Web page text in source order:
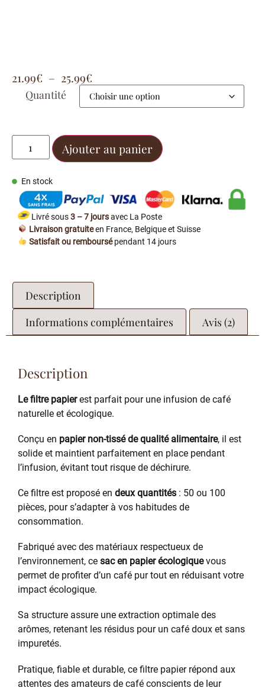
21.99€ – 25.99€
Quantité
Ajouter au panier
En stock
Livré sous3 – 7 joursavec La Poste
Livraison gratuiteen France, Belgique et Suisse
Satisfait ou remboursépendant 14 jours
Description
Informations complémentaires
Avis (2)
Description
Le filtre papierest parfait pour une infusion de café
naturelle et écologique.
Conçu en papier non-tissé de qualité alimentaire, il est
solide et maintient parfaitement en place pendant
l’infusion, évitant tout risque de déchirure.
Ce filtre est proposé en deux quantités : 50 ou 100
pièces, pour s’adapter à vos habitudes de
consommation.
Fabriqué avec des matériaux respectueux de
l’environnement, ce sac en papier écologiquevous
permet de profiter d’un café pur tout en réduisant votre
impact écologique.
Sa structure assure une extraction optimale des
arômes, retenant les résidus pour un café doux et sans
impuretés.
Pratique, fiable et durable, ce filtre papier répond aux
attentes des amateurs de café conscients de leur